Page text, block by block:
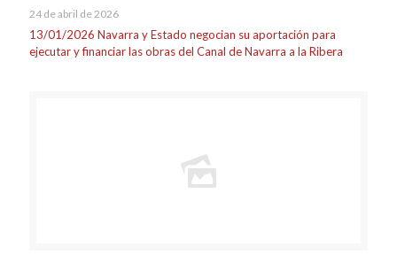
24 de abril de 2026
13/01/2026 Navarra y Estado negocian su aportación para
ejecutar y financiar las obras del Canal de Navarra a la Ribera